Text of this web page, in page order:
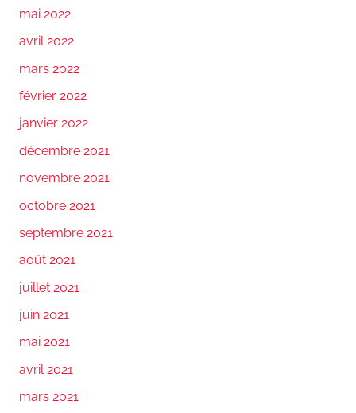
mai 2022
avril 2022
mars 2022
février 2022
janvier 2022
décembre 2021
novembre 2021
octobre 2021
septembre 2021
août 2021
juillet 2021
juin 2021
mai 2021
avril 2021
mars 2021